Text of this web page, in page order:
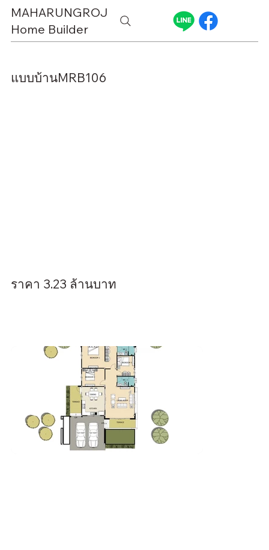
MAHARUNGROJ
Home Builder
แบบบ้านMRB106
ราคา 3.23 ล้านบาท